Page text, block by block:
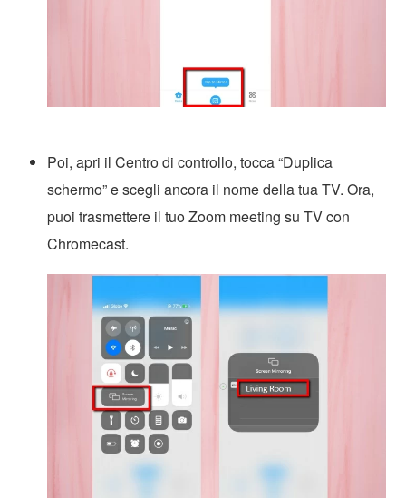
Poi, apri il Centro di controllo, tocca “Duplica
schermo” e scegli ancora il nome della tua TV. Ora,
puoi trasmettere il tuo Zoom meeting su TV con
Chromecast.